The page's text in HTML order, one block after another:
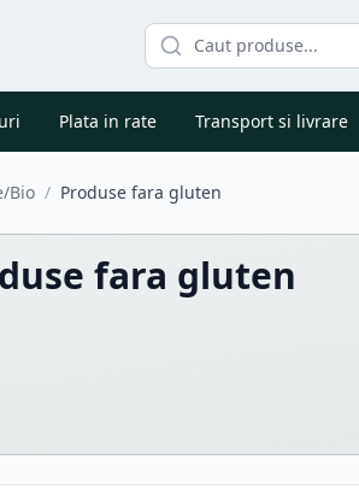
Plata in rate Transport si livrare
Bio / Produse fara gluten
fara gluten